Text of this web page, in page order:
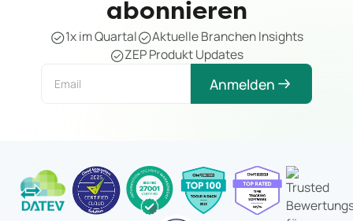
abonnieren
1x im Quartal
Aktuelle Branchen Insights
ZEP Produkt Updates
Anmelden